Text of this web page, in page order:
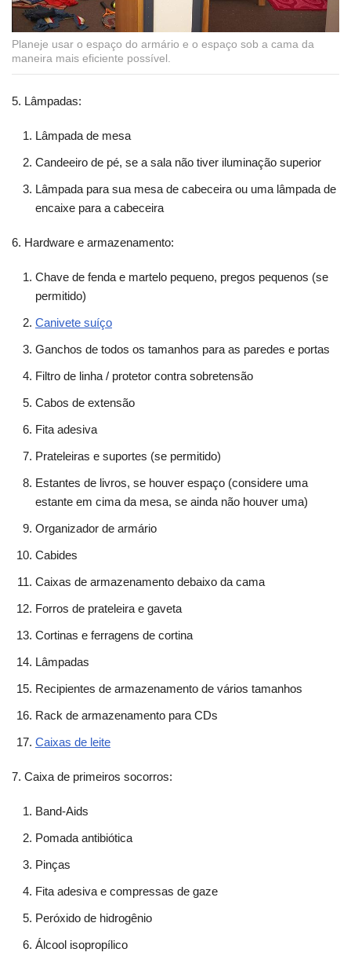
Planeje usar o espaço do armário e o espaço sob a cama da
maneira mais eficiente possível.
5. Lâmpadas:
Lâmpada de mesa
Candeeiro de pé, se a sala não tiver iluminação superior
Lâmpada para sua mesa de cabeceira ou uma lâmpada de
encaixe para a cabeceira
6. Hardware e armazenamento:
Chave de fenda e martelo pequeno, pregos pequenos (se
permitido)
Canivete suíço
Ganchos de todos os tamanhos para as paredes e portas
Filtro de linha / protetor contra sobretensão
Cabos de extensão
Fita adesiva
Prateleiras e suportes (se permitido)
Estantes de livros, se houver espaço (considere uma
estante em cima da mesa, se ainda não houver uma)
Organizador de armário
Cabides
Caixas de armazenamento debaixo da cama
Forros de prateleira e gaveta
Cortinas e ferragens de cortina
Lâmpadas
Recipientes de armazenamento de vários tamanhos
Rack de armazenamento para CDs
Caixas de leite
7. Caixa de primeiros socorros:
Band-Aids
Pomada antibiótica
Pinças
Fita adesiva e compressas de gaze
Peróxido de hidrogênio
Álcool isopropílico